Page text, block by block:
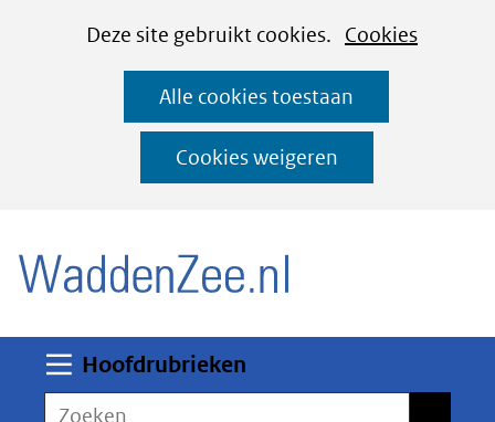
CookiesDeze site gebruikt cookies. Cookies
deze
worden
toegestaan
Alle cookies toestaan
Cookies weigeren
Ga
naar
de
inhoud
Hoofdrubrieken
Zoeken